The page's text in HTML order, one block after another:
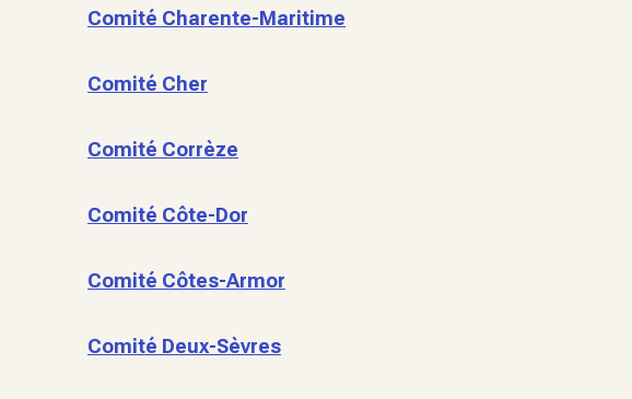
Comité Charente-Maritime
Comité Cher
Comité Corrèze
Comité Côte-Dor
Comité Côtes-Armor
Comité Deux-Sèvres